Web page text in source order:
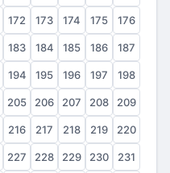
172 173 174 175 176
183 184 185 186 187
194 195 196 197 198
205 206 207 208 209
216 217 218 219 220
227 228 229 230 231